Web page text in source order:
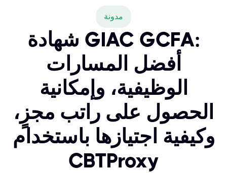
مدونة
شهادة GIAC GCFA:
أفضل المسارات
الوظيفية، وإمكانية
الحصول على راتب مجزٍ،
وكيفية اجتيازها باستخدام
CBTProxy